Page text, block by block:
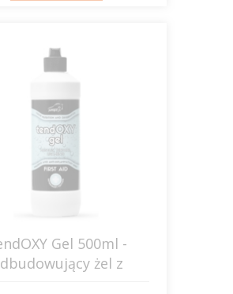
Gel 500ml -
żel z